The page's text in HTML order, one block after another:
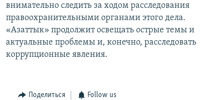
внимательно следить за ходом расследования
правоохранительными органами этого дела.
«Азаттык» продолжит освещать острые темы и
актуальные проблемы и, конечно, расследовать
коррупционные явления.
Поделиться Follow us